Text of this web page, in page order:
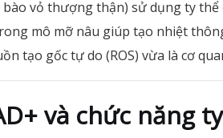
vỏ thượng thận) sử dụng ty
mô mỡ nâu giúp tạo nhiệt
tạo gốc tự do (ROS) vừa là cơ
và chức năng